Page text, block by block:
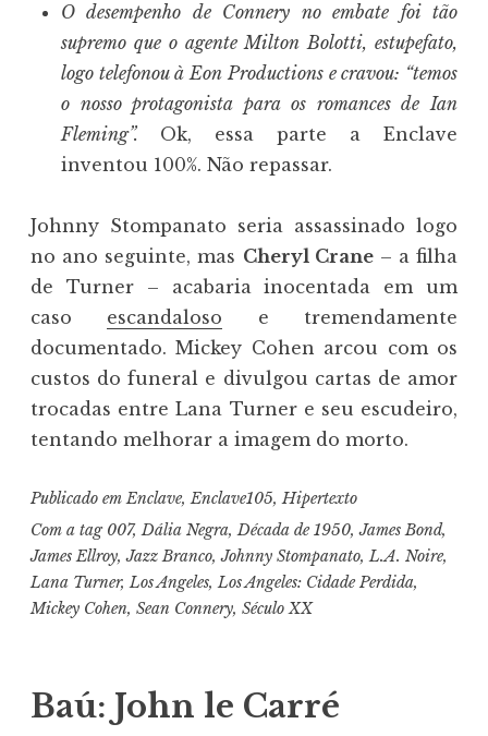
O desempenho de Connery no embate foi tão
supremo que o agente Milton Bolotti, estupefato,
logo telefonou à Eon Productions e cravou: “temos
o nosso protagonista para os romances de Ian
Fleming”. Ok, essa parte a Enclave
inventou 100%. Não repassar.
Johnny Stompanato seria assassinado logo
no ano seguinte, mas Cheryl Crane– a filha
de Turner – acabaria inocentada em um
caso escandaloso e tremendamente
documentado. Mickey Cohen arcou com os
custos do funeral e divulgou cartas de amor
trocadas entre Lana Turner e seu escudeiro,
tentando melhorar a imagem do morto.
Publicado emEnclave,Enclave105,Hipertexto
Com a tag 007,Dália Negra,Década de 1950,James Bond,
James Ellroy,Jazz Branco,Johnny Stompanato,L.A. Noire,
Lana Turner,Los Angeles,Los Angeles: Cidade Perdida,
Mickey Cohen, Sean Connery, Século XX
Baú: John le Carré